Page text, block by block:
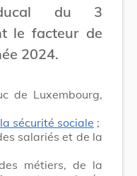
ducal du 3
le facteur de
2024.
de Luxembourg,
sécurité sociale ;
salariés et de la
métiers, de la